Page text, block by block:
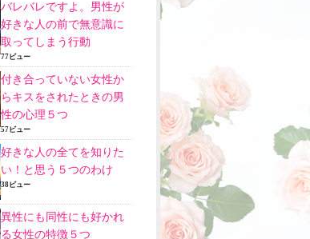
バレバレですよ。男性が
好きな人の前で無意識に
取ってしまう行動
77ビュー
付き合っていない女性か
らキスをされたときの男
性の心理５つ
57ビュー
好きな人の全てを知りた
い！と思う５つのわけ
38ビュー
異性にも同性にも好かれ
る女性の特徴５つ